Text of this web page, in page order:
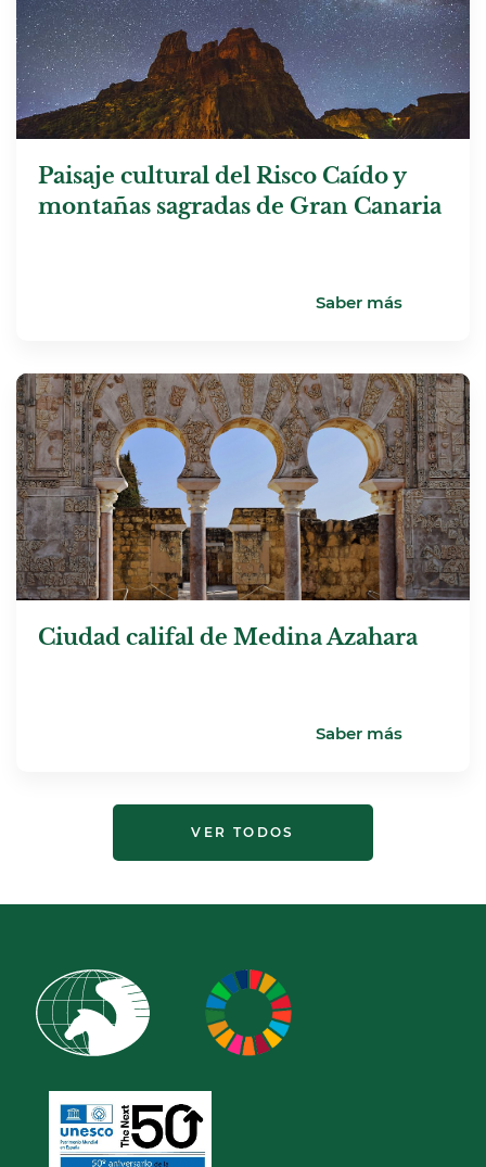
Paisaje cultural del Risco Caído y
montañas sagradas de Gran Canaria
Saber más
Ciudad califal de Medina Azahara
Saber más
VER TODOS